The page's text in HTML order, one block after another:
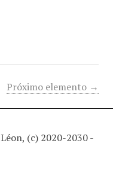
Próximo elemento →
(c) 2020-2030 -